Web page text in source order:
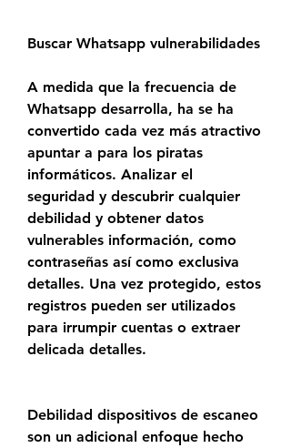
Buscar Whatsapp vulnerabilidades
A medida que la frecuencia de
Whatsapp desarrolla, ha se ha
convertido cada vez más atractivo
apuntar a para los piratas
informáticos. Analizar el
seguridad y descubrir cualquier
debilidad y obtener datos
vulnerables información, como
contraseñas así como exclusiva
detalles. Una vez protegido, estos
registros pueden ser utilizados
para irrumpir cuentas o extraer
delicada detalles.
Debilidad dispositivos de escaneo
son un adicional enfoque hecho